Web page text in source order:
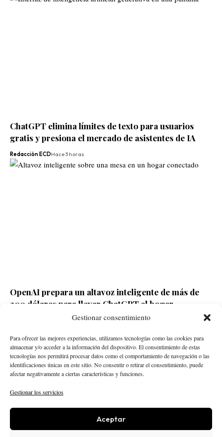
Gestionar consentimiento
Para ofrecer las mejores experiencias, utilizamos tecnologías como las cookies para
almacenar y/o acceder a la información del dispositivo. El consentimiento de estas
tecnologías nos permitirá procesar datos como el comportamiento de navegación o las
identificaciones únicas en este sitio. No consentir o retirar el consentimiento, puede
afectar negativamente a ciertas características y funciones.
Gestionar los servicios
Aceptar
ChatGPT elimina límites de texto para usuarios
gratis y presiona el mercado de asistentes de IA
Redacción ECDHace 3 horas
OpenAI prepara un altavoz inteligente de más de
300 dólares para llevar ChatGPT al hogar
Hace 3 horas
INTELIGENCIA ARTIFICIAL
CREATOR ECONOMY
ROBÓTICA NEGOCIOS